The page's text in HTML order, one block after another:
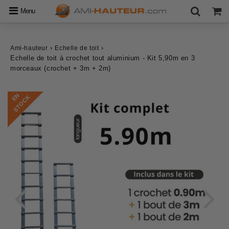
Menu
Ami-hauteur › Echelle de toit ›
Echelle de toit à crochet tout aluminium - Kit 5,90m en 3
morceaux (crochet + 3m + 2m)
E
N
S
T
O
C
K